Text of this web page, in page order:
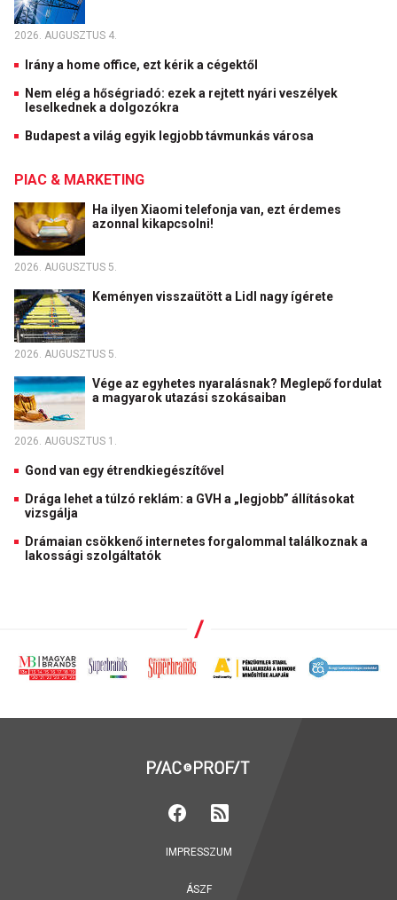
2026. AUGUSZTUS 4.
Irány a home office, ezt kérik a cégektől
Nem elég a hőségriadó: ezek a rejtett nyári veszélyek
leselkednek a dolgozókra
Budapest a világ egyik legjobb távmunkás városa
PIAC & MARKETING
Ha ilyen Xiaomi telefonja van, ezt érdemes
azonnal kikapcsolni!
2026. AUGUSZTUS 5.
Keményen visszaütött a Lidl nagy ígérete
2026. AUGUSZTUS 5.
Vége az egyhetes nyaralásnak? Meglepő fordulat
a magyarok utazási szokásaiban
2026. AUGUSZTUS 1.
Gond van egy étrendkiegészítővel
Drága lehet a túlzó reklám: a GVH a „legjobb” állításokat
vizsgálja
Drámaian csökkenő internetes forgalommal találkoznak a
lakossági szolgáltatók
IMPRESSZUM
ÁSZF